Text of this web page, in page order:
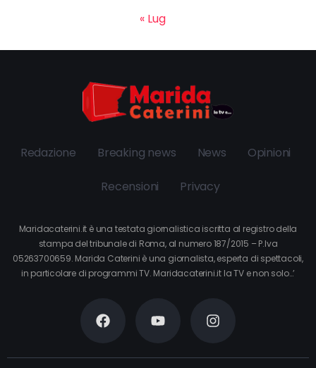
« Lug
Redazione Breaking news News Opinioni
Recensioni Privacy
Maridacaterini.it è una testata giornalistica iscritta al registro della
stampa del tribunale di Roma, al numero 187/2015 – P.Iva
05263700659. Marida Caterini è una giornalista, esperta di spettacoli,
in particolare di programmi TV. Maridacaterini.it la TV e non solo…’